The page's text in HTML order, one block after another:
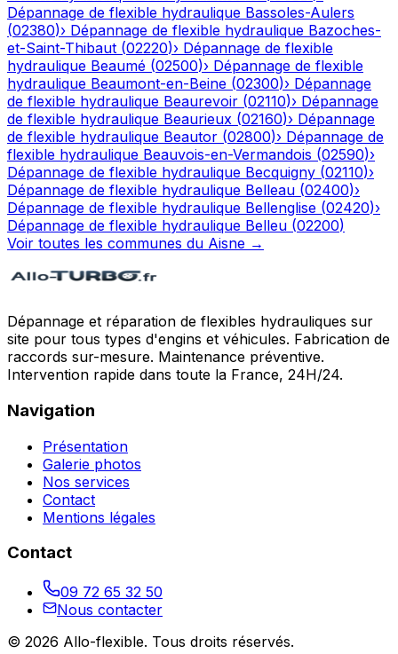
Dépannage de flexible hydraulique Bassoles-Aulers
(02380)› Dépannage de flexible hydraulique Bazoches-
et-Saint-Thibaut (02220)› Dépannage de flexible
hydraulique Beaumé (02500)› Dépannage de flexible
hydraulique Beaumont-en-Beine (02300)› Dépannage
de flexible hydraulique Beaurevoir (02110)› Dépannage
de flexible hydraulique Beaurieux (02160)› Dépannage
de flexible hydraulique Beautor (02800)› Dépannage de
flexible hydraulique Beauvois-en-Vermandois (02590)›
Dépannage de flexible hydraulique Becquigny (02110)›
Dépannage de flexible hydraulique Belleau (02400)›
Dépannage de flexible hydraulique Bellenglise (02420)›
Dépannage de flexible hydraulique Belleu (02200)
Voir toutes les communes du Aisne →
Dépannage et réparation de flexibles hydrauliques sur
site pour tous types d'engins et véhicules. Fabrication de
raccords sur-mesure. Maintenance préventive.
Intervention rapide dans toute la France, 24H/24.
Navigation
Présentation
Galerie photos
Nos services
Contact
Mentions légales
Contact
09 72 65 32 50
Nous contacter
© 2026 Allo-flexible. Tous droits réservés.